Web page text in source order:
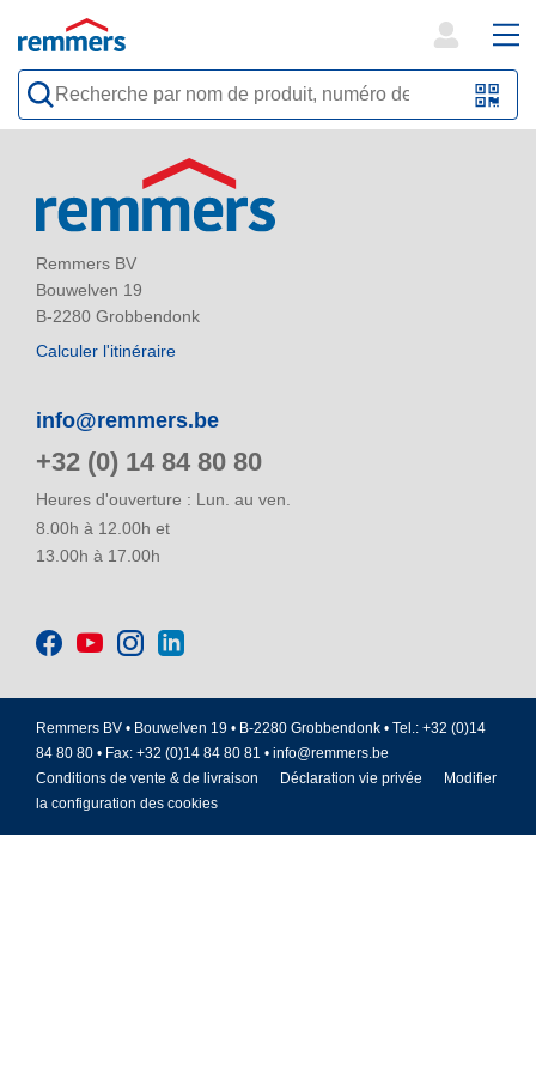
QR-
Code
search
form
Remmers BV
Bouwelven 19
B-2280 Grobbendonk
Calculer l'itinéraire
info@remmers.be
+32 (0) 14 84 80 80
Heures d'ouverture : Lun. au ven.
8.00h à 12.00h et
13.00h à 17.00h
Remmers BV • Bouwelven 19 • B-2280 Grobbendonk • Tel.: +32 (0)14
84 80 80 • Fax: +32 (0)14 84 80 81 • info@remmers.be
Conditions de vente & de livraison
Déclaration vie privée
Modifier
la configuration des cookies